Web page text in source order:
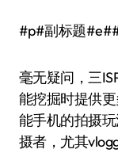
#p#副标题
毫无疑问，三
能挖掘时提供
能手机的拍摄
摄者，尤其